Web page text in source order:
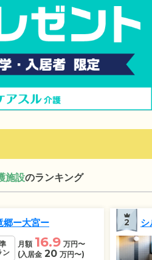
施設のランキング
郷ー大宮ー
ン
月額 16.9 万円〜
(入居金 20 万円〜)
2